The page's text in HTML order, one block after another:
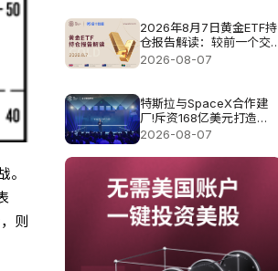
。
则
2026年8月7日黄金ETF持
仓报告解读：较前一个交
易日增加0.571吨
2026-08-07
特斯拉与SpaceX合作建
厂!斥资168亿美元打造
Terafab基地
2026-08-07